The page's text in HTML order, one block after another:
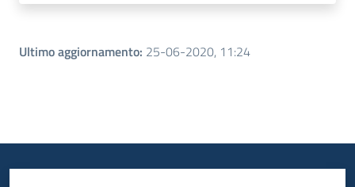
Ultimo aggiornamento: 25-06-2020, 11:24